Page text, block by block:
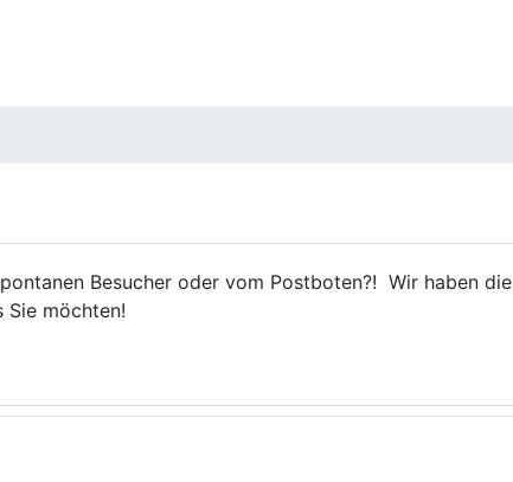
Besucher oder vom Postboten?! Wir haben die
Sie möchten!